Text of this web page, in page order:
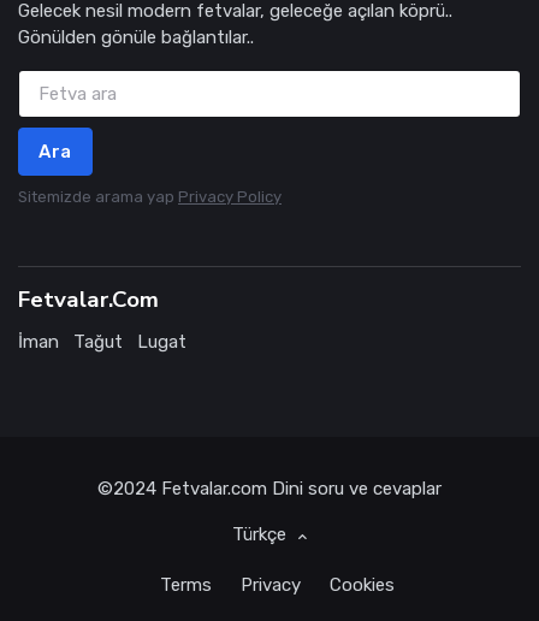
Gelecek nesil modern fetvalar, geleceğe açılan köprü..
Gönülden gönüle bağlantılar..
Ara
Sitemizde arama yap Privacy Policy
Fetvalar.Com
İman Tağut Lugat
©2024 Fetvalar.com Dini soru ve cevaplar
Türkçe
Terms Privacy Cookies